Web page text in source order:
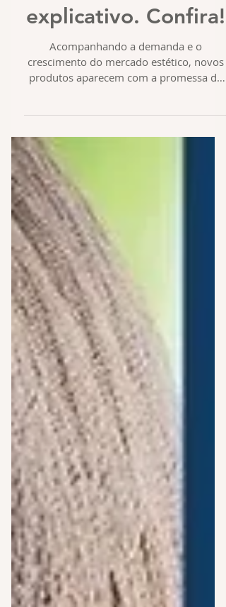
explicativo. Confira!
Acompanhando a demanda e o
crescimento do mercado estético, novos
produtos aparecem com a promessa de